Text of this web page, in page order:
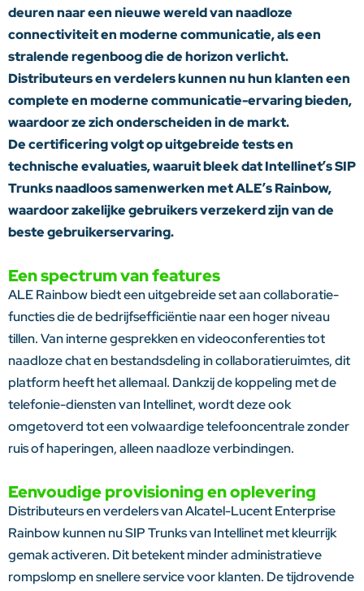
deuren naar een nieuwe wereld van naadloze
connectiviteit en moderne communicatie, als een
stralende regenboog die de horizon verlicht.
Distributeurs en verdelers kunnen nu hun klanten een
complete en moderne communicatie-ervaring bieden,
waardoor ze zich onderscheiden in de markt.
De certificering volgt op uitgebreide tests en
technische evaluaties, waaruit bleek dat Intellinet’s SIP
Trunks naadloos samenwerken met ALE’s Rainbow,
waardoor zakelijke gebruikers verzekerd zijn van de
beste gebruikerservaring.
Een spectrum van features
ALE Rainbow biedt een uitgebreide set aan collaboratie-
functies die de bedrijfsefficiëntie naar een hoger niveau
tillen. Van interne gesprekken en videoconferenties tot
naadloze chat en bestandsdeling in collaboratieruimtes, dit
platform heeft het allemaal. Dankzij de koppeling met de
telefonie-diensten van Intellinet, wordt deze ook
omgetoverd tot een volwaardige telefooncentrale zonder
ruis of haperingen, alleen naadloze verbindingen.
Eenvoudige provisioning en oplevering
Distributeurs en verdelers van Alcatel-Lucent Enterprise
Rainbow kunnen nu SIP Trunks van Intellinet met kleurrijk
gemak activeren. Dit betekent minder administratieve
rompslomp en snellere service voor klanten. De tijdrovende